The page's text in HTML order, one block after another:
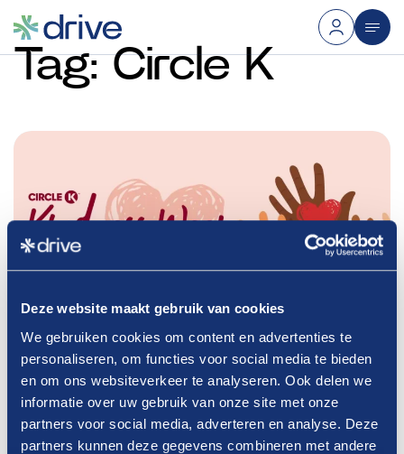
Deze website maakt gebruik van cookies
We gebruiken cookies om content en advertenties te
personaliseren, om functies voor social media te bieden
en om ons websiteverkeer te analyseren. Ook delen we
informatie over uw gebruik van onze site met onze
partners voor social media, adverteren en analyse. Deze
partners kunnen deze gegevens combineren met andere
Tag: Circle K
23-01-2026
Circle K: Kindness Week